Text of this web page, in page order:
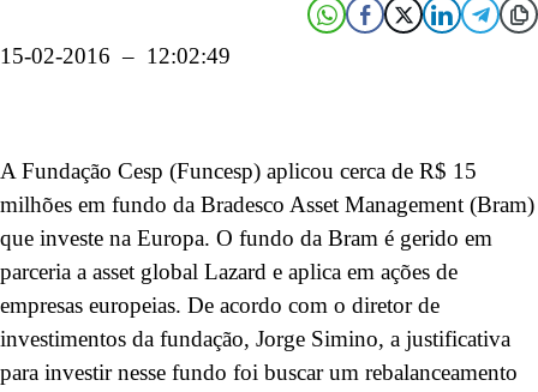
15-02-2016 – 12:02:49
A Fundação Cesp (Funcesp) aplicou cerca de R$ 15
milhões em fundo da Bradesco Asset Management (Bram)
que investe na Europa. O fundo da Bram é gerido em
parceria a asset global Lazard e aplica em ações de
empresas europeias. De acordo com o diretor de
investimentos da fundação, Jorge Simino, a justificativa
para investir nesse fundo foi buscar um rebalanceamento